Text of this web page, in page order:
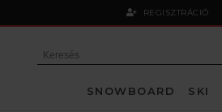
REGISZTRÁCIÓ
SNOWBOARD SKI